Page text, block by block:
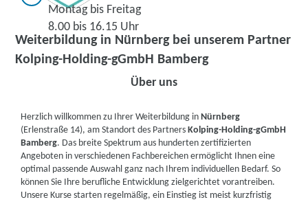
Weiterbildung in Nürnberg bei unserem Partner
Kolping-Holding-gGmbH Bamberg
Montag bis Freitag
8.00 bis 16.15 Uhr
Über uns
Herzlich willkommen zu Ihrer Weiterbildung inNürnberg
(Erlenstraße 14), am Standort des PartnersKolping-Holding-gGmbH
Bamberg. Das breite Spektrum aus hunderten zertifizierten
Angeboten in verschiedenen Fachbereichen ermöglicht Ihnen eine
optimal passende Auswahl ganz nach Ihrem individuellen Bedarf. So
können Sie Ihre berufliche Entwicklung zielgerichtet vorantreiben.
Unsere Kurse starten regelmäßig, ein Einstieg ist meist kurzfristig